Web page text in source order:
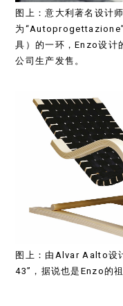
图上：意大利著名设计
为
具）的一环，Enzo设计
公司生产发售。
图上：由Alvar Aalto设
43”，据说也是Enzo的